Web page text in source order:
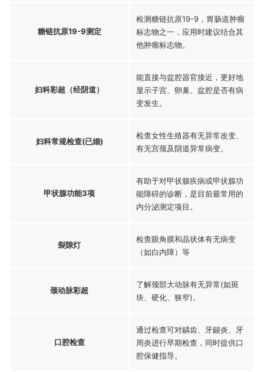
糖链抗原19-9测定
检测糖链抗原19-9，胃肠道肿瘤
标志物之一，应用时建议结合其
他肿瘤标志物。
妇科彩超（经阴道）
能直接与盆腔器官接近，更好地
显示子宫、卵巢、盆腔是否有病
变发生。
妇科常规检查(已婚)
检查女性生殖器有无异常改变、
有无宫颈及阴道异常病变。
甲状腺功能3项
有助于对甲状腺疾病或甲状腺功
能障碍的诊断，是目前最常用的
内分泌测定项目。
裂隙灯
检查眼角膜和晶状体有无病变
（如白内障）等
颈动脉彩超
了解颈部大动脉有无异常(如斑
块、硬化、狭窄)。
口腔检查
通过检查可对龋齿、牙龈炎、牙
周炎进行早期检查，同时提供口
腔保健指导。